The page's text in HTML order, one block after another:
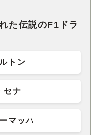
た伝説のF1ドラ
トン
セナ
マッハ